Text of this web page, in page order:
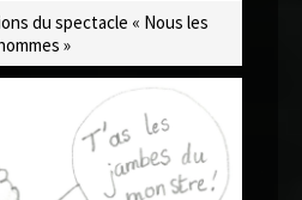
du spectacle « Nous les
»